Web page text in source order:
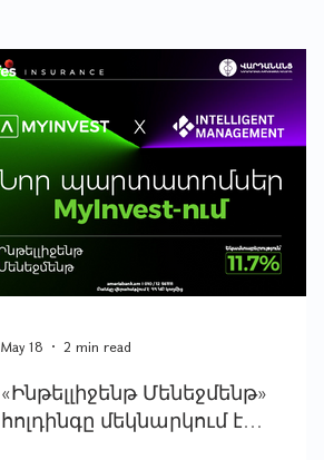
«Ինթելլիջենթ Մենեջմենթ»
հոլդինգը մեկնարկում է
May 18 2 min read